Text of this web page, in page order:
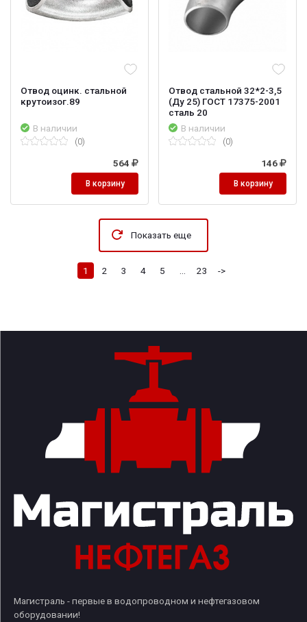
Отвод оцинк. стальной
крутоизог.89
В наличии
(0)
564
В корзину
Отвод стальной 32*2-3,5
(Ду 25) ГОСТ 17375-2001
сталь 20
В наличии
(0)
146
В корзину
Показать еще
1 2 3 4 5 23 ->
Магистраль - первые в водопроводном и нефтегазовом
оборудовании!